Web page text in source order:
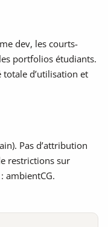
dev, les courts-
portfolios étudiants.
totale d’utilisation et
Pas d’attribution
restrictions sur
ambientCG.